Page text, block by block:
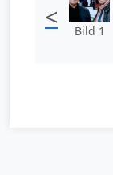
< Bild 1